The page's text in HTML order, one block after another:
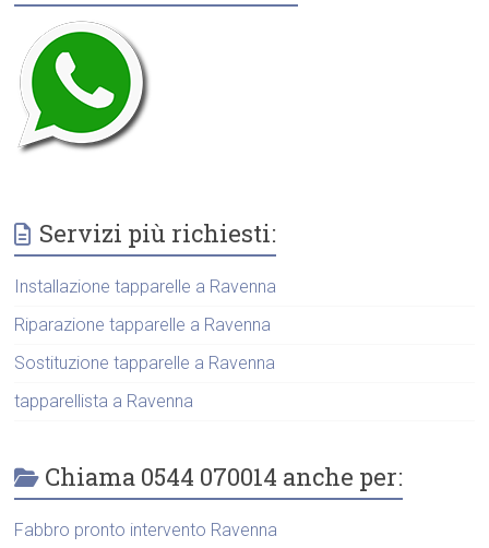
Servizi più richiesti:
Installazione tapparelle a Ravenna
Riparazione tapparelle a Ravenna
Sostituzione tapparelle a Ravenna
tapparellista a Ravenna
Chiama 0544 070014 anche per:
Fabbro pronto intervento Ravenna